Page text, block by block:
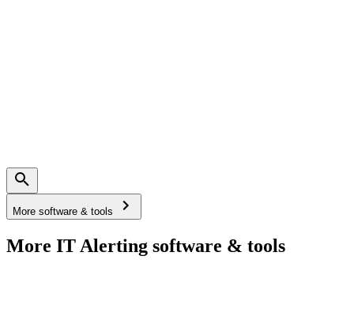
More software & tools
More IT Alerting software & tools